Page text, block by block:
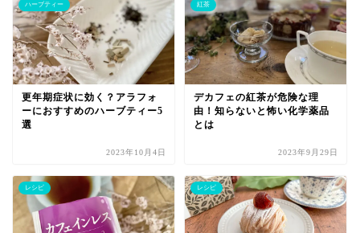
ハーブティー
更年期症状に効く？アラフォ
ーにおすすめのハーブティー5
選
2023年10月4日
紅茶
デカフェの紅茶が危険な理
由！知らないと怖い化学薬品
とは
2023年9月29日
レシピ レシピ